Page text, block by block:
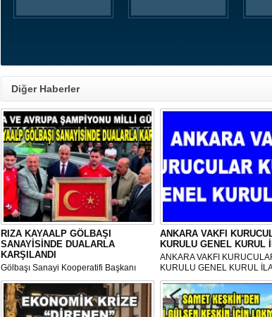
Diğer Haberler
RIZA KAYAALP GÖLBAŞI
SANAYİSİNDE DUALARLA
KARŞILANDI
Gölbaşı Sanayi Kooperatifi Başkanı
Mehmet Aktay öncülüğünde, sanayi
esnafı adına düzenlenen anlamlı anma
programı Sanayi Camii’nde yoğun
katılımla gerçekleştirildi.
ANKARA VAKFI
KURULU GENEL KURUL
ANKARA VAKFI
KURULU GENEL KURUL